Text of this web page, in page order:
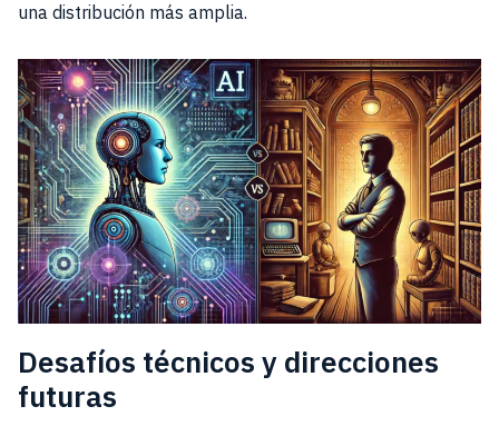
una distribución más amplia.
Desafíos técnicos y direcciones
futuras